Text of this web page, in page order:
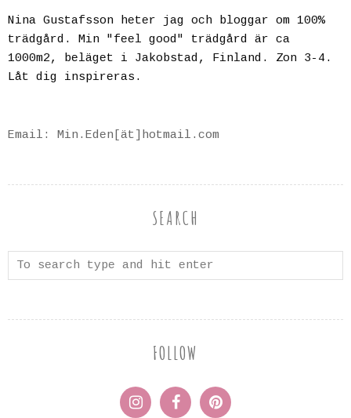
Nina Gustafsson heter jag och bloggar om 100%
trädgård. Min "feel good" trädgård är ca
1000m2, beläget i Jakobstad, Finland. Zon 3-4.
Låt dig inspireras.
Email: Min.Eden[ät]hotmail.com
SEARCH
FOLLOW